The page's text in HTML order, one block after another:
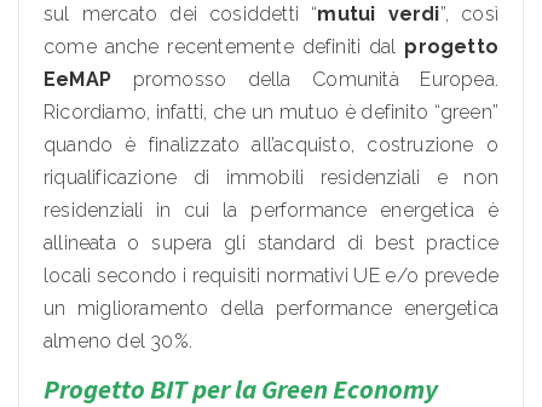
sul mercato dei cosiddetti “mutui verdi”, così
come anche recentemente definiti dal progetto
EeMAP promosso della Comunità Europea.
Ricordiamo, infatti, che un mutuo è definito “green”
quando è finalizzato all’acquisto, costruzione o
riqualificazione di immobili residenziali e non
residenziali in cui la performance energetica è
allineata o supera gli standard di best practice
locali secondo i requisiti normativi UE e/o prevede
un miglioramento della performance energetica
almeno del 30%.
Progetto BIT per la Green Economy